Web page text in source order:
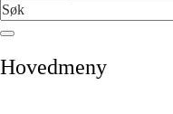
Hovedmeny